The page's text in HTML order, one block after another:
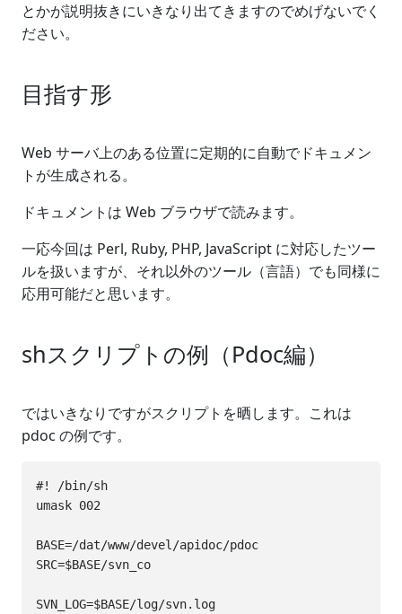
とかが説明抜きにいきなり出てきますのでめげないでく
ださい。
目指す形
Web サーバ上のある位置に定期的に自動でドキュメン
トが生成される。
ドキュメントは Web ブラウザで読みます。
一応今回は Perl, Ruby, PHP, JavaScript に対応したツー
ルを扱いますが、それ以外のツール（言語）でも同様に
応用可能だと思います。
shスクリプトの例（Pdoc編）
ではいきなりですがスクリプトを晒します。これは
pdoc の例です。
#! /bin/sh
umask 002
BASE=/dat/www/devel/apidoc/pdoc
SRC=$BASE/svn_co
SVN_LOG=$BASE/log/svn.log